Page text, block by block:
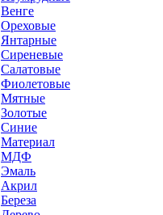
Венге
Ореховые
Янтарные
Сиреневые
Салатовые
Фиолетовые
Мятные
Золотые
Синие
Материал
МДФ
Эмаль
Акрил
Береза